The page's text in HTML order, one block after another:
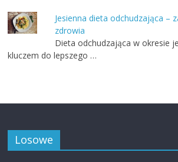
Jesienna dieta odchudzająca –
zdrowia
Dieta odchudzająca w okresie
kluczem do lepszego …
Losowe